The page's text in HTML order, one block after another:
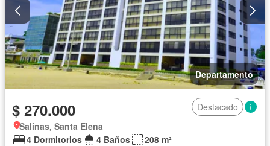
Departamento
$ 270.000
Destacado
Salinas, Santa Elena
4 Dormitorios
4 Baños
208 m²